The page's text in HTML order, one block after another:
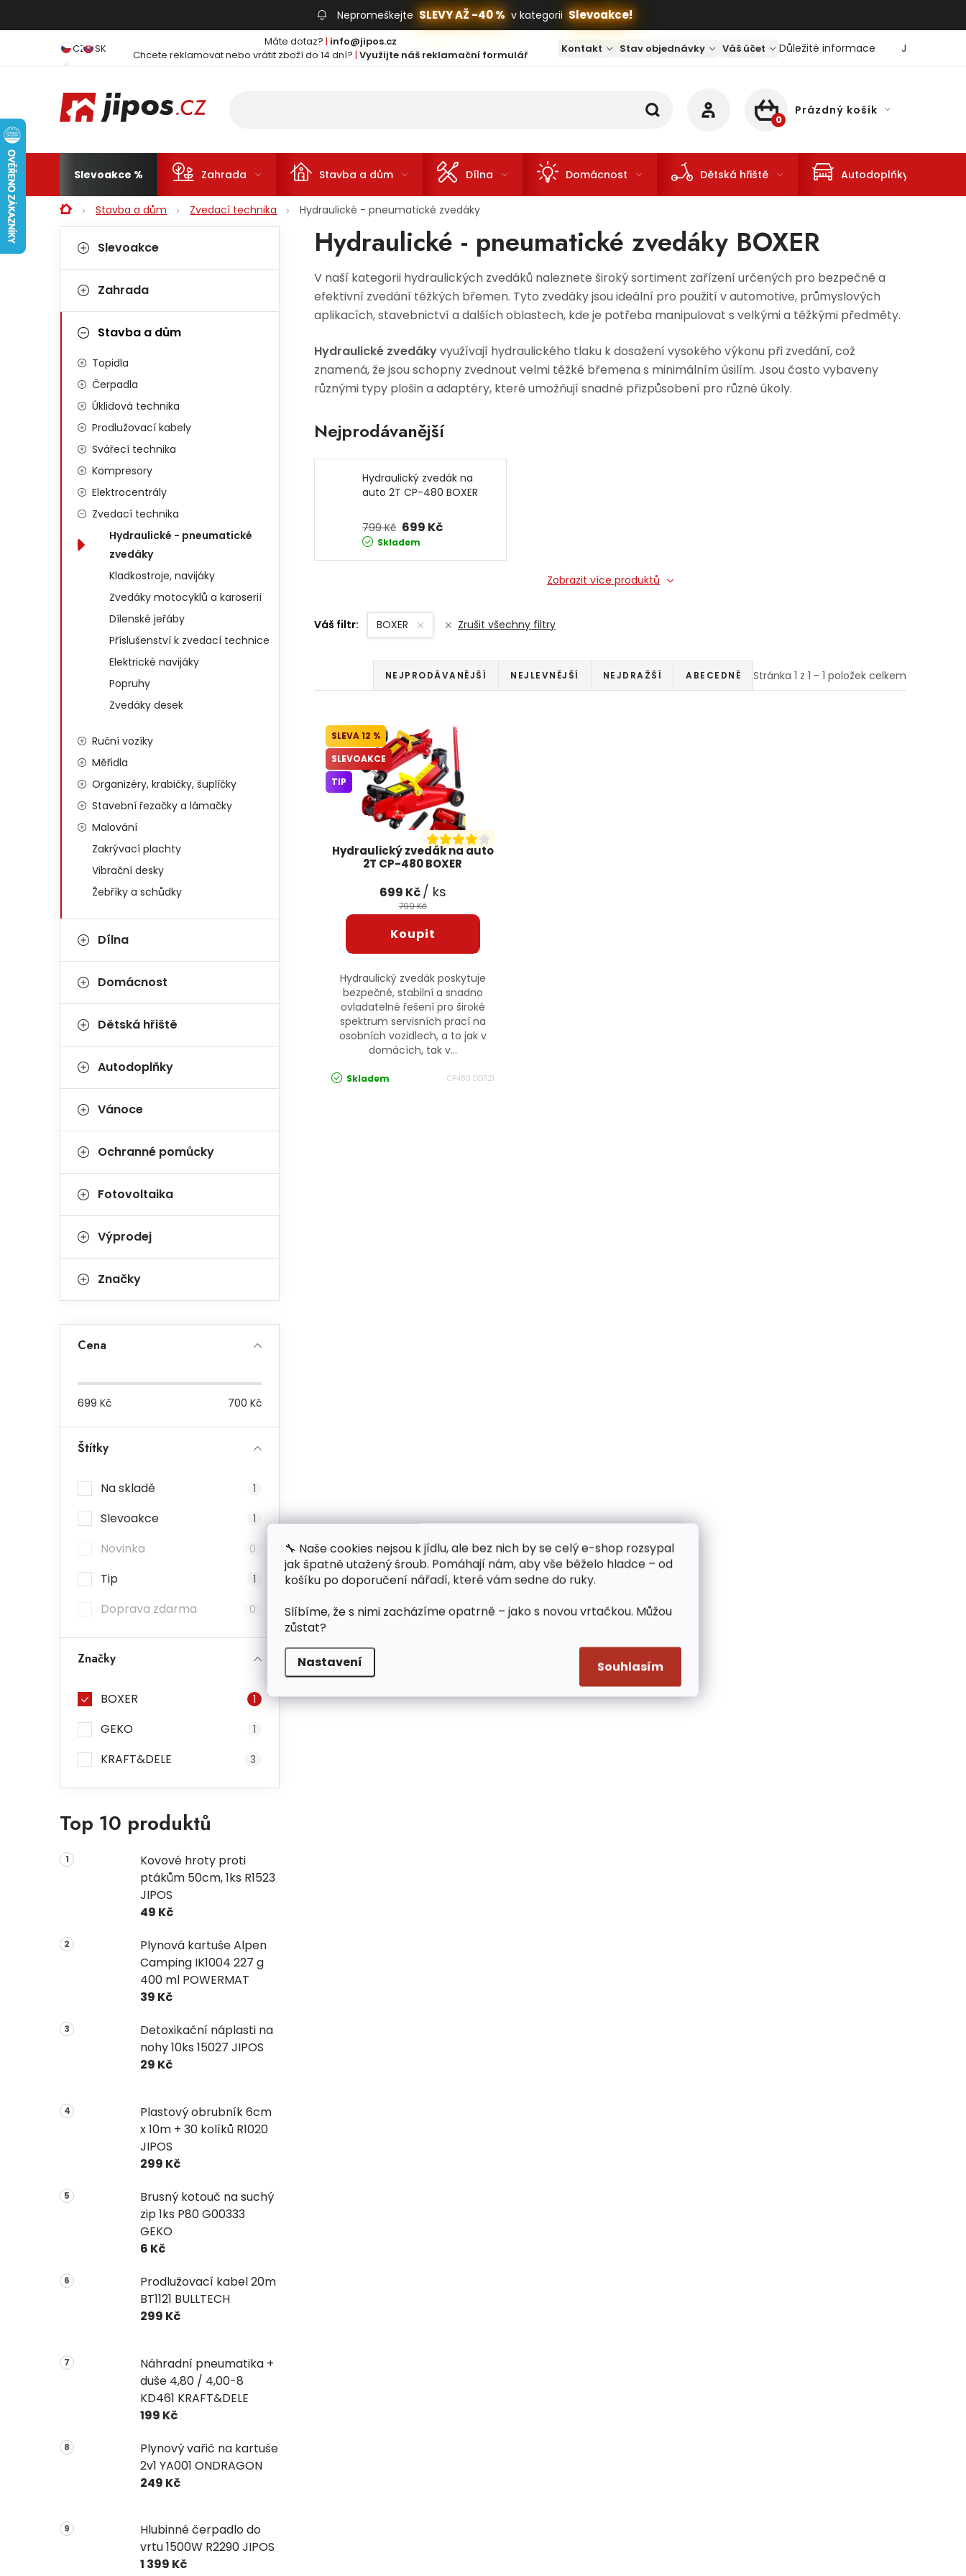
🔧 Naše cookies nejsou k jídlu, ale bez nich by se celý e-shop rozsypal
jak špatně utažený šroub. Pomáhají nám, aby vše běželo hladce – od
košíku po doporučení nářadí, které vám sedne do ruky.
Slíbíme, že s nimi zacházíme opatrně – jako s novou vrtačkou. Můžou
zůstat?
Nastavení Souhlasím
Nepromeškejte SLEVY AŽ -40 % v kategorii Slevoakce!
CZ SK Máte dotaz? | info@jipos.cz
Chcete reklamovat nebo vrátit zboží do 14 dní? | Využijte náš reklamační formulář Kontakt Stav objednávky Váš účet Důležité informace Jaký je
NÁKUPNÍ KOŠÍK
Prázdný košík
Slevoakce Zahrada Stavba a dům Dílna Domácnost Dětská hřiště Autodoplňky
DomůStavba a dům Zvedací technika Hydraulické - pneumatické zvedáky
Postranní panel
Kategorie
Slevoakce
Zahrada
Stavba a dům
Topidla
Čerpadla
Úklidová technika
Prodlužovací kabely
Svářecí technika
Kompresory
Elektrocentrály
Zvedací technika
Hydraulické - pneumatické
zvedáky
Kladkostroje, navijáky
Zvedáky motocyklů a karoserií
Dílenské jeřáby
Příslušenství k zvedací technice
Elektrické navijáky
Popruhy
Zvedáky desek
Ruční vozíky
Měřidla
Organizéry, krabičky, šuplíčky
Stavební řezačky a lámačky
Malování
Zakrývací plachty
Vibrační desky
Žebříky a schůdky
Dílna
Domácnost
Dětská hřiště
Autodoplňky
Vánoce
Ochranné pomůcky
Fotovoltaika
Výprodej
Značky
Cena
699 Kč 700 Kč
Štítky
Na skladě 1
Slevoakce 1
Novinka 0
Tip 1
Doprava zdarma 0
Značky
BOXER 1
GEKO 1
KRAFT&DELE 3
Top 10 produktů
Kovové hroty proti
ptákům 50cm, 1ks R1523
JIPOS
49 Kč
Plynová kartuše Alpen
Camping IK1004 227 g
400 ml POWERMAT
39 Kč
Detoxikační náplasti na
nohy 10ks 15027 JIPOS
29 Kč
Plastový obrubník 6cm
x 10m + 30 kolíků R1020
JIPOS
299 Kč
Brusný kotouč na suchý
zip 1ks P80 G00333
GEKO
6 Kč
Prodlužovací kabel 20m
BT1121 BULLTECH
299 Kč
Náhradní pneumatika +
duše 4,80 / 4,00-8
KD461 KRAFT&DELE
199 Kč
Plynový vařič na kartuše
2v1 YA001 ONDRAGON
249 Kč
Hlubinné čerpadlo do
vrtu 1500W R2290 JIPOS
1 399 Kč
Hydraulické - pneumatické zvedáky BOXER
V naší kategorii hydraulických zvedáků naleznete široký sortiment zařízení určených pro bezpečné a
efektivní zvedání těžkých břemen. Tyto zvedáky jsou ideální pro použití v automotive, průmyslových
aplikacích, stavebnictví a dalších oblastech, kde je potřeba manipulovat s velkými a těžkými předměty.
Hydraulické zvedákyvyužívají hydraulického tlaku k dosažení vysokého výkonu při zvedání, což
znamená, že jsou schopny zvednout velmi těžké břemena s minimálním úsilím. Jsou často vybaveny
různými typy plošin a adaptéry, které umožňují snadné přizpůsobení pro různé úkoly.
Nejprodávanější
Hydraulický zvedák na
auto 2T CP-480 BOXER
799 Kč 699 Kč
Skladem
Zobrazit více produktů
Váš filtr: BOXER Zrušit všechny filtry
Stránka 1 z 1 - 1 položek celkem
Řazení produktů
NEJPRODÁVANĚJŠÍ NEJLEVNĚJŠÍ NEJDRAŽŠÍ ABECEDNĚ
Výpis produktů
Hydraulický zvedák na auto
2T CP-480 BOXER
12 %
SLEVOAKCE
TIP
699 Kč/ ks
799 Kč
Hydraulický zvedák poskytuje
bezpečné, stabilní a snadno
ovladatelné řešení pro široké
spektrum servisních prací na
osobních vozidlech, a to jak v
domácích, tak v...
Skladem CP480 OD1121